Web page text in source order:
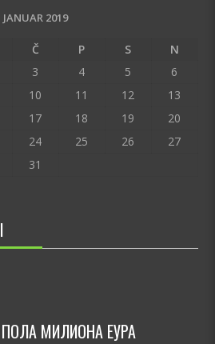
JANUAR 2019
Č P S
N
3 4 5
6
10 11 12
13
17 18 19
20
24 25 26
27
31
МИЛИОНА ЕУРА